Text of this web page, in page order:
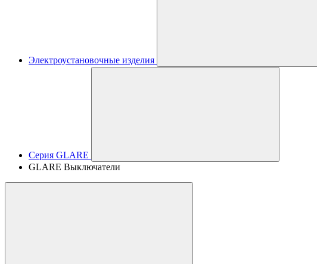
Электроустановочные изделия
Серия GLARE
GLARE Выключатели